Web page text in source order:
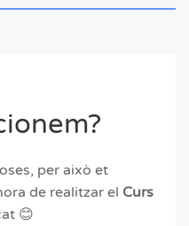
per això et
de realitzar el Curs
😊